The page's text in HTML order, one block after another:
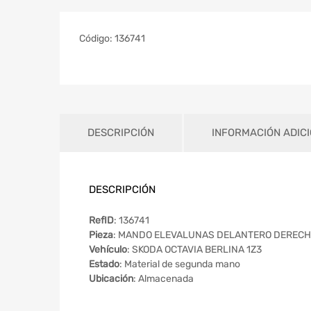
Código: 136741
DESCRIPCIÓN INFORMACIÓN
DESCRIPCIÓN
RefID: 136741
Pieza: MANDO ELEVALUNAS DELANTERO
Vehículo: SKODA OCTAVIA BERLINA 1Z3
Estado: Material de segunda mano
Ubicación: Almacenada